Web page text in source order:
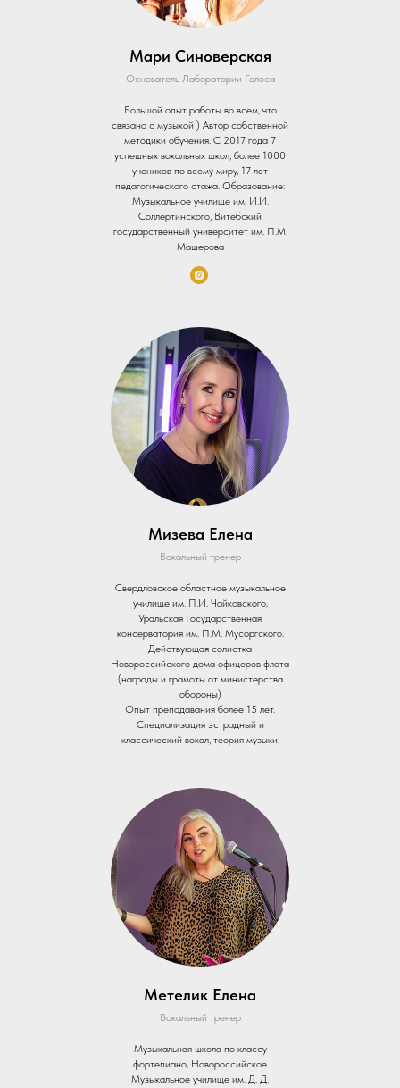
Мари Синоверская
Основатель Лаборатории Голоса
Большой опыт работы во всем, что
связано с музыкой ) Автор собственной
методики обучения. С 2017 года 7
успешных вокальных школ, более 1000
учеников по всему миру, 17 лет
педагогического стажа. Образование:
Музыкальное училище им. И.И.
Соллертинского, Витебский
государственный университет им. П.М.
Машерова
Мизева Елена
Вокальный тренер
Свердловское областное музыкальное
училище им. П.И. Чайковского,
Уральская Государственная
консерватория им. П.М. Мусоргского.
Действующая солистка
Новороссийского дома офицеров флота
(награды и грамоты от министерства
обороны)
Опыт преподавания более 15 лет.
Специализация эстрадный и
классический вокал, теория музыки.
Метелик Елена
Вокальный тренер
Музыкальная школа по классу
фортепиано, Новороссийское
Музыкальное училище им. Д. Д.